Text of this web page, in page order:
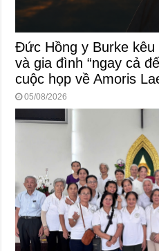
Đức Hồng y Burke kêu
và gia đình “ngay cả
cuộc họp về Amoris
05/08/2026